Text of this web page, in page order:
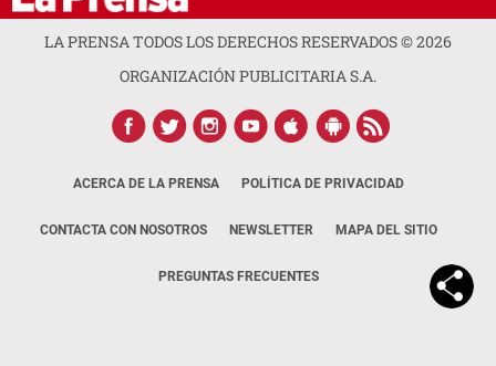
LA PRENSA TODOS LOS DERECHOS RESERVADOS ©2026
ORGANIZACIÓN PUBLICITARIA S.A.
ACERCA DE LA PRENSA POLÍTICA DE PRIVACIDAD
CONTACTA CON NOSOTROS NEWSLETTER MAPA DEL SITIO
PREGUNTAS FRECUENTES